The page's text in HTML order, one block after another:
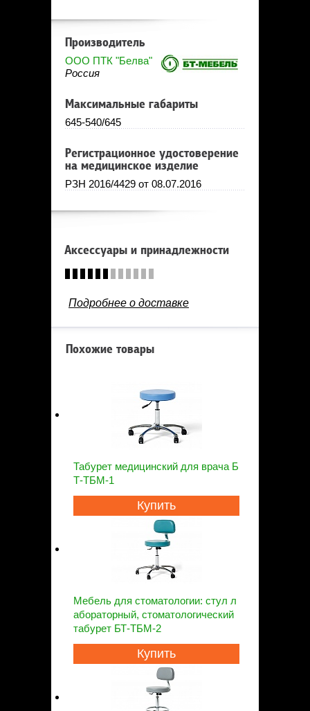
Производитель
ООО ПТК "Белва"
Россия
Максимальные габариты
645-540/645
Регистрационное удостоверение
на медицинское изделие
РЗН 2016/4429 от 08.07.2016
Аксессуары и принадлежности
Подробнее о доставке
Похожие товары
Табурет медицинский для врача Б
Т-ТБМ-1
Купить
Мебель для стоматологии: стул л
абораторный, стоматологический
табурет БТ-ТБМ-2
Купить